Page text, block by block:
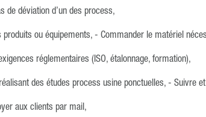
de déviation d’un des process,
ou équipements, - Commander le matériel
réglementaires (ISO, étalonnage, formation),
des études process usine ponctuelles, - Suivre
aux clients par mail,